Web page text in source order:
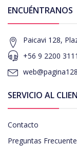
ENCUÉNTRANOS
Paicavi 128,
+56 9 2200 3111
SERVICIO AL
Contacto
Preguntas